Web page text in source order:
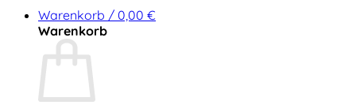
Warenkorb / 0,00 €
Warenkorb